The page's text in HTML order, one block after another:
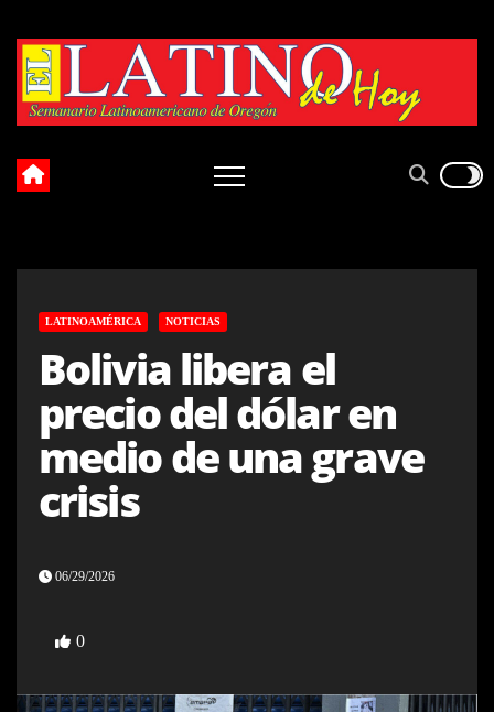
content
LATINOAMÉRICA NOTICIAS
Bolivia libera el
precio del dólar en
medio de una grave
crisis
06/29/2026
0